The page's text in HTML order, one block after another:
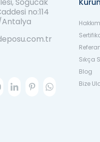
Soğucak
no:114
Antalya
Sıkça
Blog
Bize